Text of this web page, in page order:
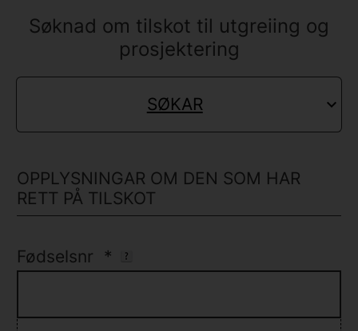
Søknad om tilskot til utgreiing og
prosjektering
SØKAR
OPPLYSNINGAR OM DEN SOM HAR
RETT PÅ TILSKOT
Fødselsnr *